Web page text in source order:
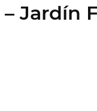
Jardín